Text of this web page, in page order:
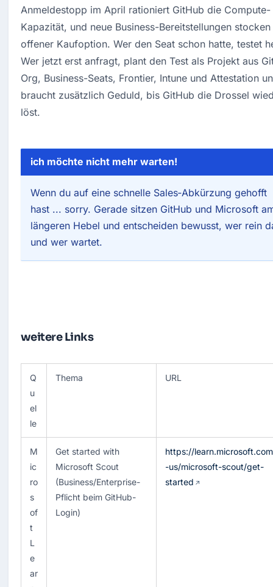
Anmeldestopp im April rationiert GitHub die Compute-
Kapazität, und neue Business-Bereitstellungen
offener Kaufoption. Wer den Seat schon hatte, testet
Wer jetzt erst anfragt, plant den Test als Projekt aus
Org, Business-Seats, Frontier, Intune und Attestation
braucht zusätzlich Geduld, bis GitHub die Drossel
löst.
ich möchte nicht mehr warten!
Wenn du auf eine schnelle Sales‑Abkürzung gehofft
hast ... sorry. Gerade sitzen GitHub und Microsoft
längeren Hebel und entscheiden bewusst, wer rein
und wer wartet.
weitere Links
Q
u
el
le
Thema URL
M
ic
ro
s
of
t
L
e
ar
Get started with
Microsoft Scout
(Business/Enterprise-
Pflicht beim GitHub-
Login)
https://
-us/microsoft-scout/get-
started